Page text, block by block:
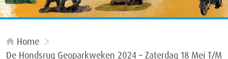
Home
De Hondsrug Geoparkweken 2024 – Zaterdag 18 Mei T/m